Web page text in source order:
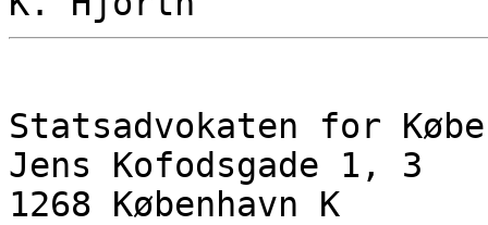
Statsadvokaten for
Jens Kofodsgade 1, 3
1268 København K